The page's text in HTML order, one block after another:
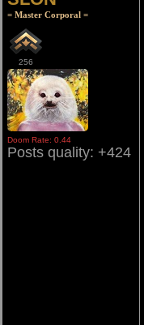
= Master Corporal =
256
Doom Rate: 0.44
Posts quality: +424